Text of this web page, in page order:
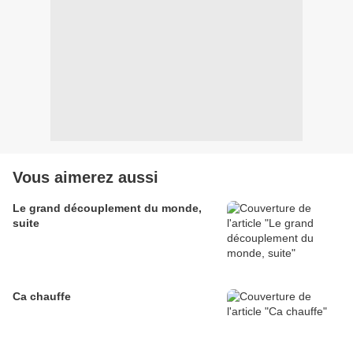
Vous aimerez aussi
Le grand découplement du monde,
suite
Ca chauffe